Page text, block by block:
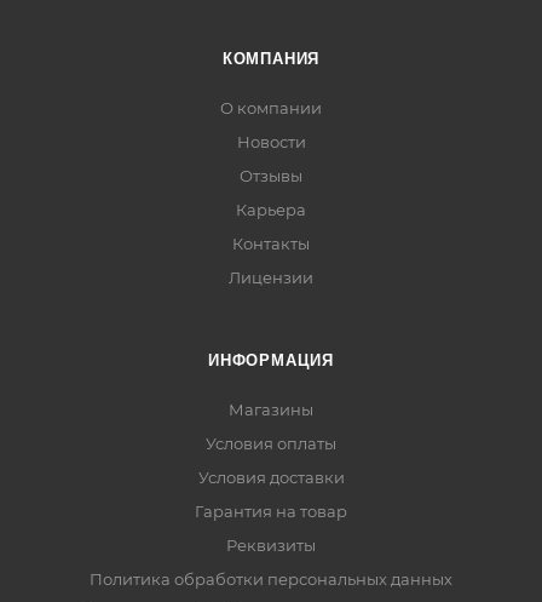
КОМПАНИЯ
О компании
Новости
Отзывы
Карьера
Контакты
Лицензии
ИНФОРМАЦИЯ
Магазины
Условия оплаты
Условия доставки
Гарантия на товар
Реквизиты
Политика обработки персональных данных